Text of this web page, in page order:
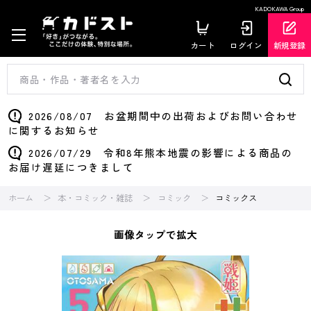
KADOKAWA Group
カート ログイン 新規登録
2026/08/07 お盆期間中の出荷およびお問い合わせ
に関するお知らせ
2026/07/29 令和8年熊本地震の影響による商品の
お届け遅延につきまして
ホーム 本・コミック・雑誌 コミック コミックス
画像タップで拡大